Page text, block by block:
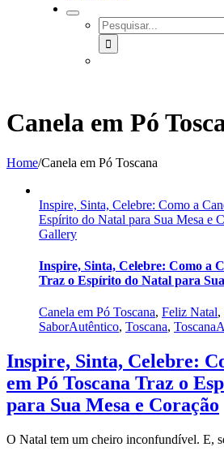
SEARCH
FOR:
Canela em Pó
Home/Canela em Pó Toscana
Inspire, Sinta, Celebre: Como a
Espírito do Natal para Sua Mesa e
Gallery
Inspire, Sinta, Celebre: Como a
Traz o Espírito do Natal para
Canela em Pó Toscana, Feliz Natal,
SaborAutêntico, Toscana,
Inspire, Sinta, Celebre:
em Pó Toscana Traz o
para Sua Mesa e Coração
O Natal tem um cheiro inconfundível. E,